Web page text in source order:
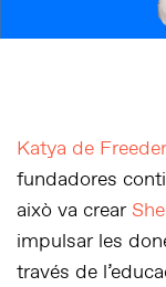
Katya de
fundadores
això va crear
impulsar les
través de